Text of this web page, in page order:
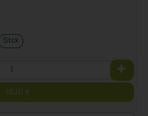
Stck
16,10 €